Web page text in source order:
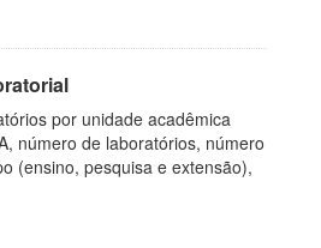
por unidade acadêmica
número de laboratórios, número
(ensino, pesquisa e extensão),